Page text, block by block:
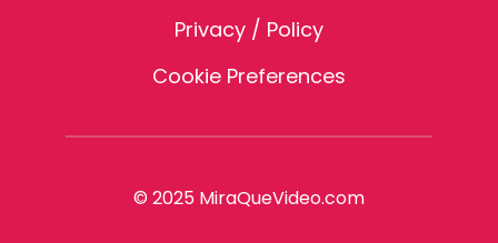
Privacy / Policy
Cookie Preferences
© 2025 MiraQueVideo.com